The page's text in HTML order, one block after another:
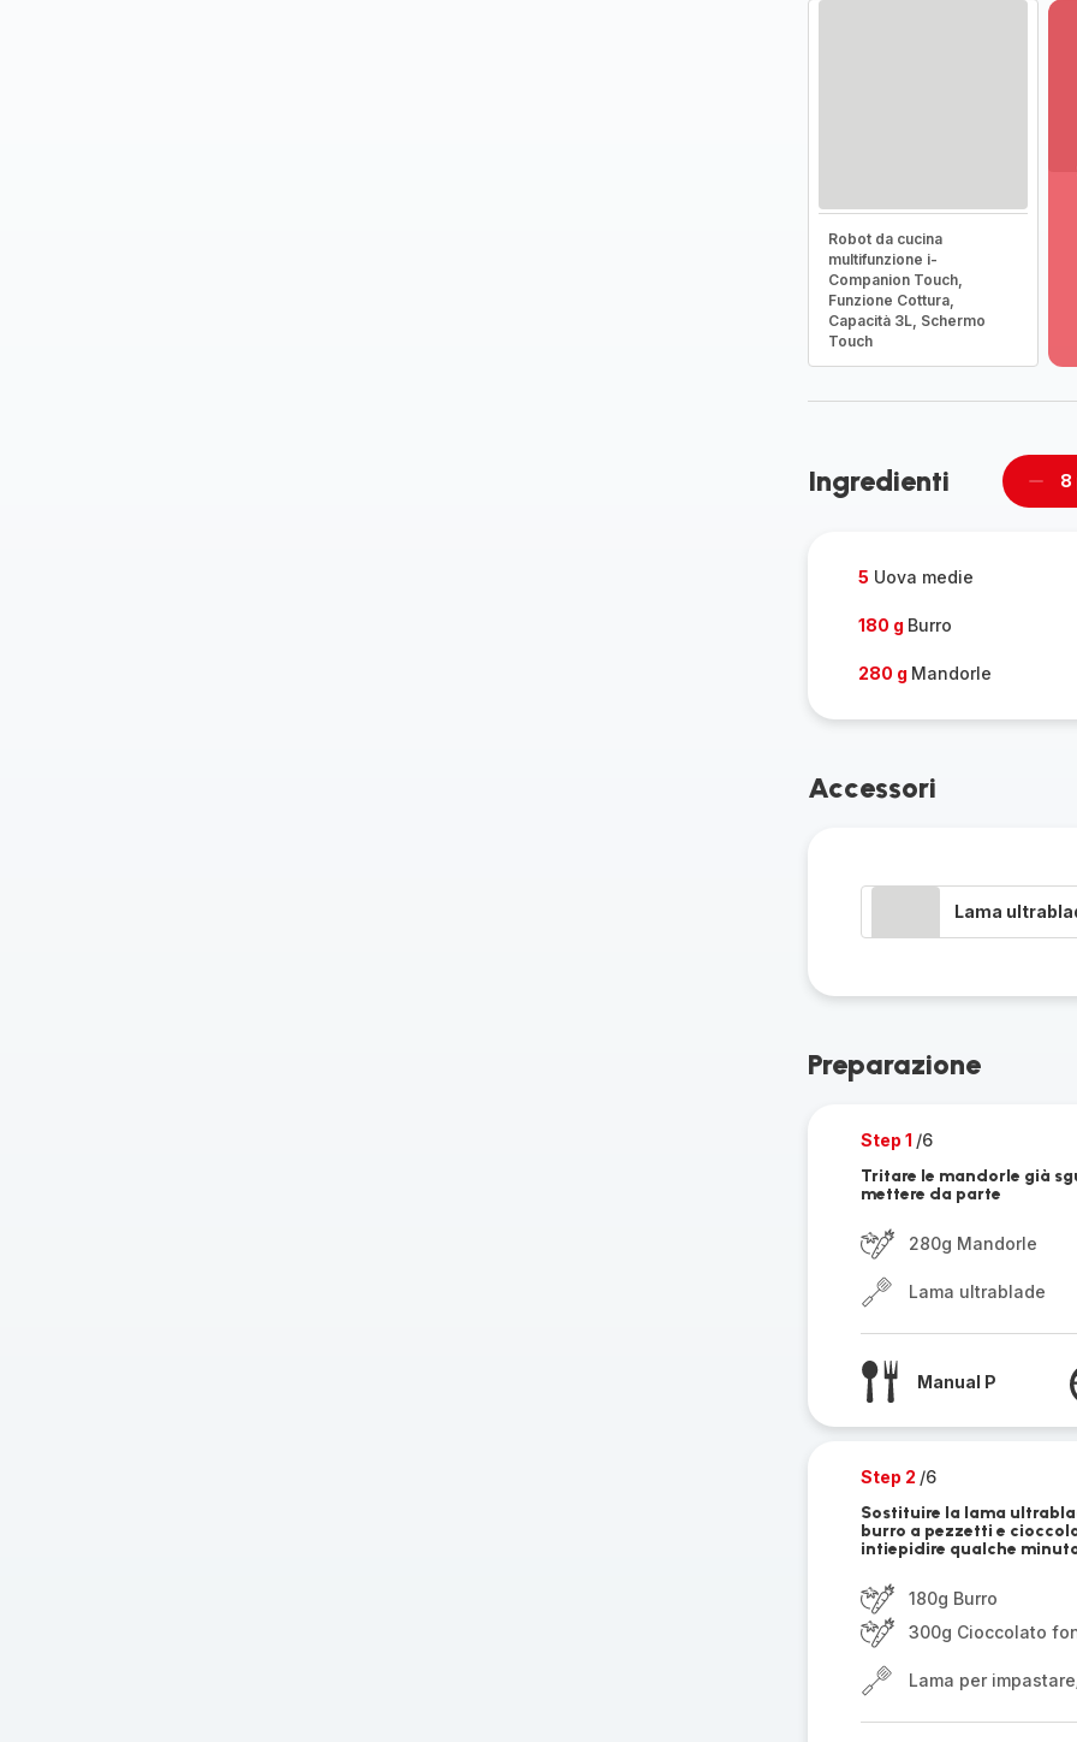
Robot da cucina
multifunzione i-
Companion Touch,
Funzione Cottura,
Capacità 3L, Schermo
Touch
-
Ingredienti 8
5 Uova medie
180 g Burro
280 g Mandorle
Accessori
Lama
Preparazione
Step 1 /6
Tritare le mandorle già
mettere da parte
280g Mandorle
Lama ultrablade
Manual P
Step 2 /6
Sostituire la lama
burro a pezzetti e
intiepidire qualche
180g Burro
300g Cioccolato
Lama per